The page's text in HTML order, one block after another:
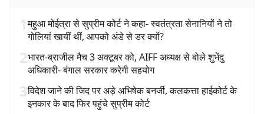
1महुआ मोईत्रा से सुप्रीम कोर्ट ने कहा- स्वतंत्रता सेनानियों ने तो
गोलियां खायीं थीं, आपको अंडे से डर क्यों?
2भारत-ब्राजील मैच 3 अक्टूबर को, AIFF अध्यक्ष से बोले शुभेंदु
अधिकारी- बंगाल सरकार करेगी सहयोग
3विदेश जाने की जिद पर अड़े अभिषेक बनर्जी, कलकत्ता हाईकोर्ट के
इनकार के बाद फिर पहुंचे सुप्रीम कोर्ट